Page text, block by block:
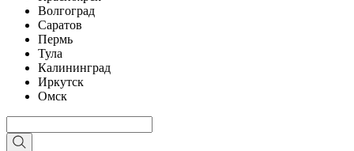
Волгоград
Саратов
Пермь
Тула
Калининград
Иркутск
Омск